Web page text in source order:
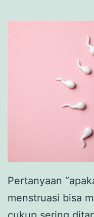
Pertanyaan
menstruasi bisa